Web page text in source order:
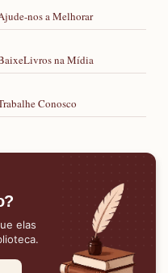
nos a Melhorar
na Mídia
Conosco
elas